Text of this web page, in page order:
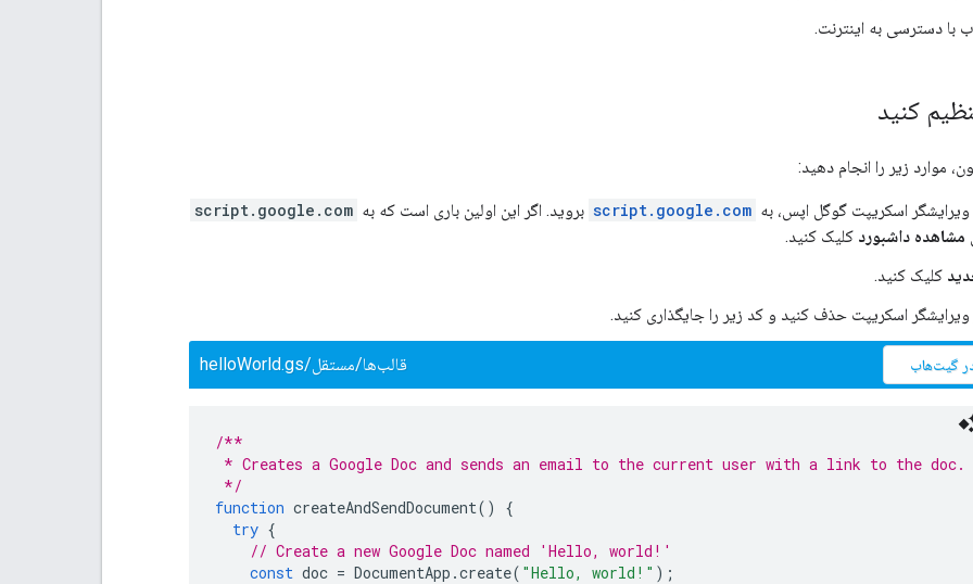
با دسترسی به اینترنت.
کنید
موارد زیر را انجام دهید:
ویرایشگر اسکریپت گوگل اپس، به script.google.com بروید. اگر این اولین باری است که به script.google.com
مشاهده داشبورد کلیک کنید.
کلیک کنید.
ویرایشگر اسکریپت حذف کنید و کد زیر را جایگذاری کنید.
قالب‌ها/مستقل/helloWorld.gs گیت‌هاب
/**
* Creates a Google Doc and sends an email to the current user with a link to the doc.
*/
function createAndSendDocument()
{
try {
// Create a new Google Doc named 'Hello, world!'
const doc = DocumentApp .create( "Hello, world!" );